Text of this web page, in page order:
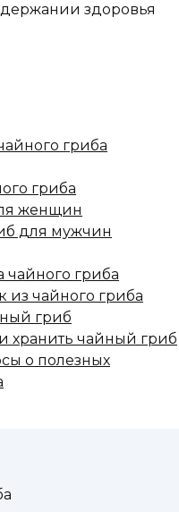
здоровья
гриба
гриба
женщин
для мужчин
чайного гриба
из чайного гриба
гриб
хранить чайный гриб
о полезных